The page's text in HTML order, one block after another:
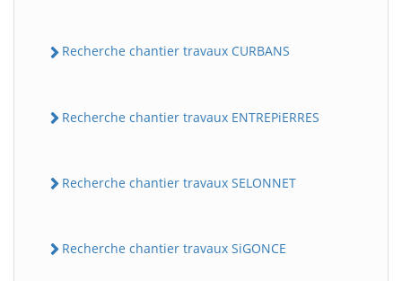
Recherche chantier travaux CURBANS
Recherche chantier travaux ENTREPiERRES
Recherche chantier travaux SELONNET
Recherche chantier travaux SiGONCE